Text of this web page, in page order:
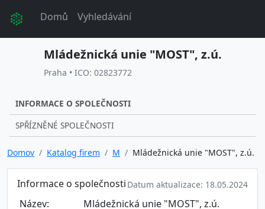
Domů Vyhledávání
Mládežnická unie "MOST", z.ú.
Praha • ICO: 02823772
INFORMACE O SPOLEČNOSTI
SPŘÍZNĚNÉ SPOLEČNOSTI
Domov Katalog firem M Mládežnická unie "MOST", z.ú.
Informace o společnosti Datum aktualizace: 18.05.2024
Název:
Mládežnická unie "MOST", z.ú.